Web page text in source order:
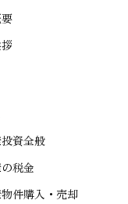
資全般
税金
件購入・売却